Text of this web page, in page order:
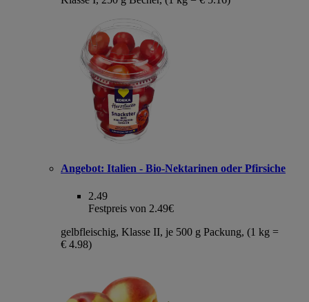
Angebot: Italien - Bio-Nektarinen oder Pfirsiche
2.49
Festpreis von 2.49€
gelbfleischig, Klasse II, je 500 g Packung, (1 kg =
€ 4.98)